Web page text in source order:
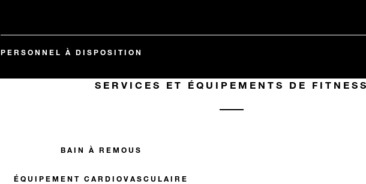
PERSONNEL À DISPOSITION
SERVICES ET ÉQUIPEMENTS DE FITNESS
BAIN À REMOUS
ÉQUIPEMENT CARDIOVASCULAIRE